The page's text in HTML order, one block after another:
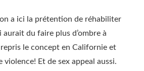
a ici la prétention de réhabiliter
du faire plus d’ombre à
repris le concept en Californie et
violence! Et de sex appeal aussi.